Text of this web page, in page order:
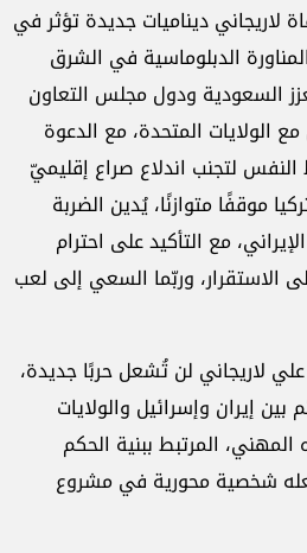
لاريجاني ديناميات جديدة تؤثر في
الدبلوماسية في الشرق
السعودية ودول مجلس التعاون
الولايات المتحدة، مع الدعوة
لتجنب اندلاع صراع إقليميّ
موقفًا متوازنًا، يُدين الضربة
مع التأكيد على احترام
الاستقرار، وربّما السعي إلى لعب
لاريجاني لن تُشعل حربًا جديدة،
إيران وإسرائيل والولايات
المرتبط ببنية الحكم
شخصية محورية في مشروع